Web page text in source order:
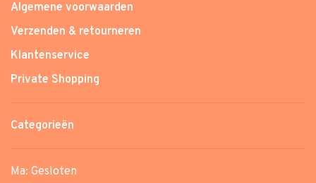
Algemene voorwaarden
Verzenden & retourneren
Klantenservice
Private Shopping
Categorieën
Ma: Gesloten